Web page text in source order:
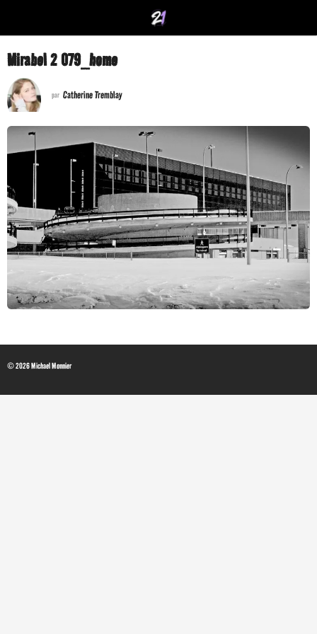
Mirabel 2 079_home
par Catherine Tremblay
© 2026 Michael Monnier